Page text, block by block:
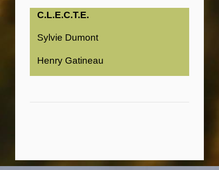
C.L.E.C.T.E.
Sylvie Dumont
Henry Gatineau